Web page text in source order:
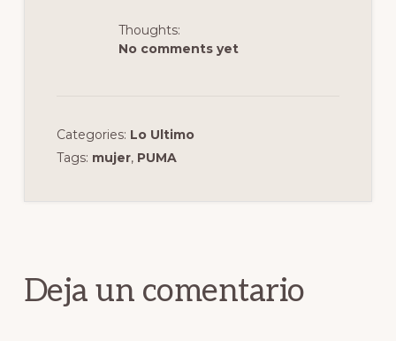
Thoughts:
No comments yet
Categories: Lo Ultimo
Tags: mujer, PUMA
los
lectores
Deja un comentario